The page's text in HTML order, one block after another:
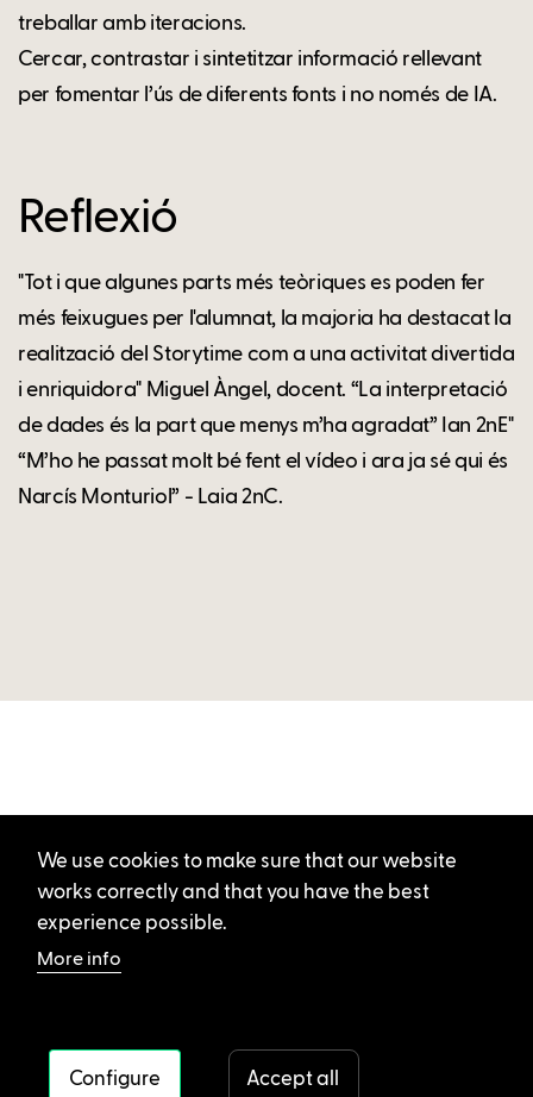
treballar amb iteracions.
Cercar, contrastar i sintetitzar informació rellevant
per fomentar l’ús de diferents fonts i no només de IA.
Reflexió
"Tot i que algunes parts més teòriques es poden fer
més feixugues per l'alumnat, la majoria ha destacat la
realització del Storytime com a una activitat divertida
i enriquidora" Miguel Àngel, docent. “La interpretació
de dades és la part que menys m’ha agradat” Ian 2nE"
“M’ho he passat molt bé fent el vídeo i ara ja sé qui és
Narcís Monturiol” - Laia 2nC.
We use cookies to make sure that our website
works correctly and that you have the best
experience possible.
More info
Configure Accept all